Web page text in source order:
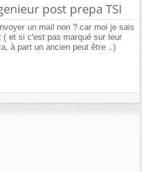
post prepa TSI
un mail non ? car moi je sais
( et si c'est pas marqué sur leur
à part un ancien peut être ..)